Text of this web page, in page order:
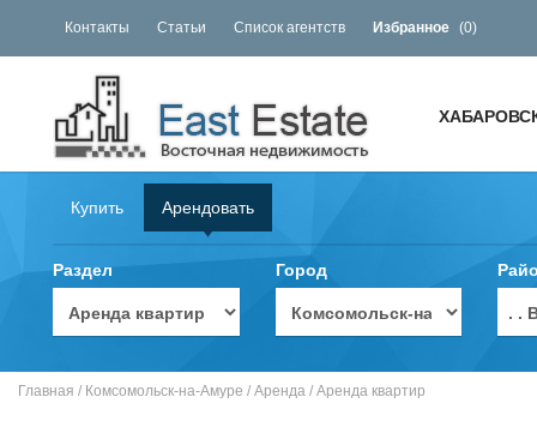
Контакты Статьи Список агентств Избранное (0)
Купить Арендовать
Раздел Город
. .
Главная / Комсомольск-на-Амуре / Аренда / Аренда квартир